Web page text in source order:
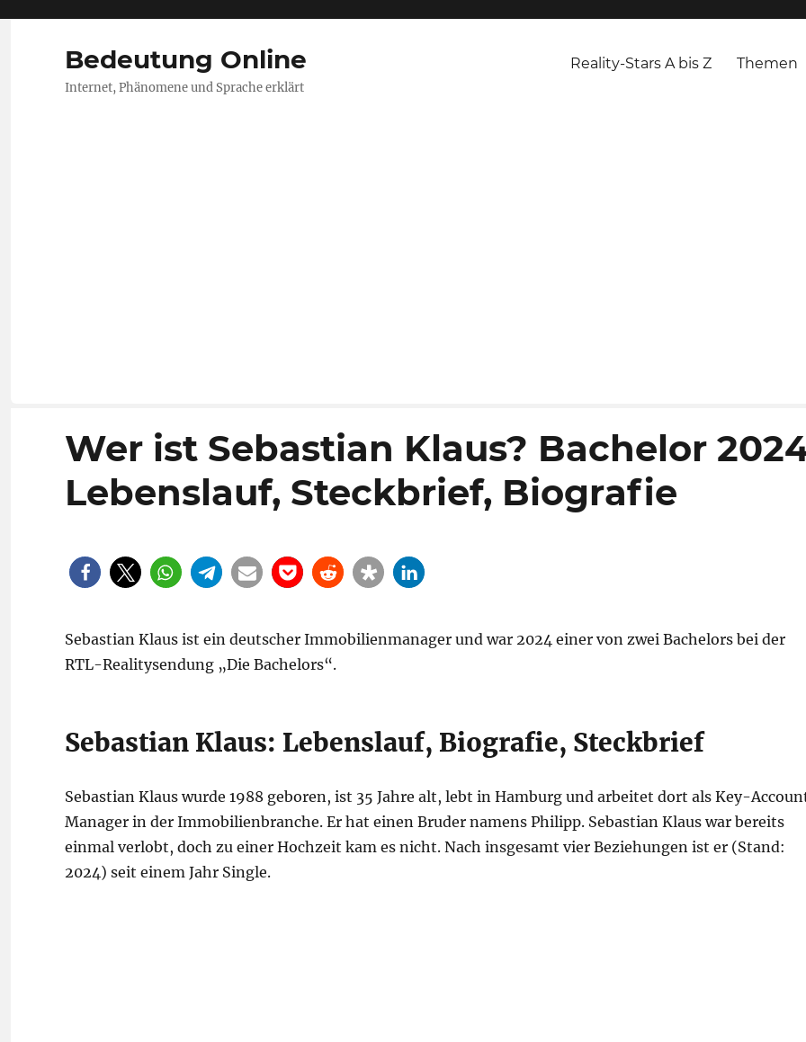
Bedeutung Online
Internet, Phänomene und Sprache erklärt
Reality-Stars A bis Z Themen
Wer ist Sebastian Klaus? Bachelor
Lebenslauf, Steckbrief, Biografie
Sebastian Klaus ist ein deutscher Immobilienmanager und war 2024 einer von zwei Bachelors bei der
RTL-Realitysendung „Die Bachelors“.
Sebastian Klaus: Lebenslauf, Biografie, Steckbrief
Sebastian Klaus wurde 1988 geboren, ist 35 Jahre alt, lebt in Hamburg und arbeitet dort als Key-
Manager in der Immobilienbranche. Er hat einen Bruder namens Philipp. Sebastian Klaus war bereits
einmal verlobt, doch zu einer Hochzeit kam es nicht. Nach insgesamt vier Beziehungen ist er (Stand:
2024) seit einem Jahr Single.